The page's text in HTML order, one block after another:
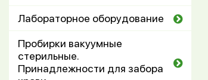
Лабораторное оборудование
Пробирки вакуумные
стерильные.
Принадлежности для забора